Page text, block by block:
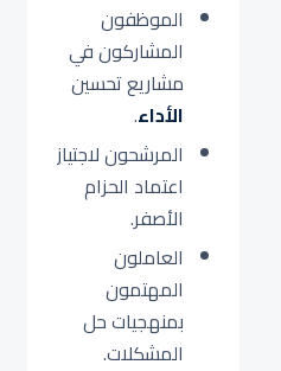
الموظفون
المشاركون في
مشاريع تحسين
الأداء.
المرشحون لاجتياز
اعتماد الحزام
الأصفر.
العاملون
المهتمون
بمنهجيات حل
المشكلات.